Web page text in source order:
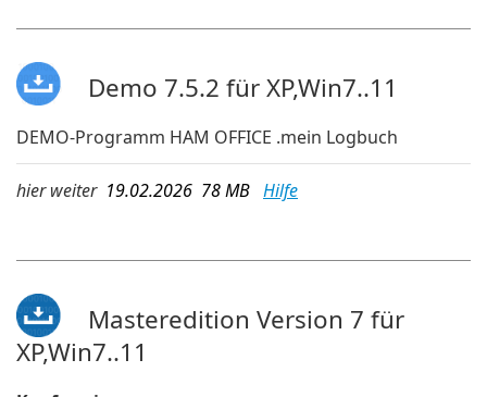
Demo 7.5.2 für XP,Win7..11
DEMO-Programm HAM OFFICE .mein Logbuch
hier weiter19.02.2026 78 MB Hilfe
Masteredition Version 7 für
XP,Win7..11